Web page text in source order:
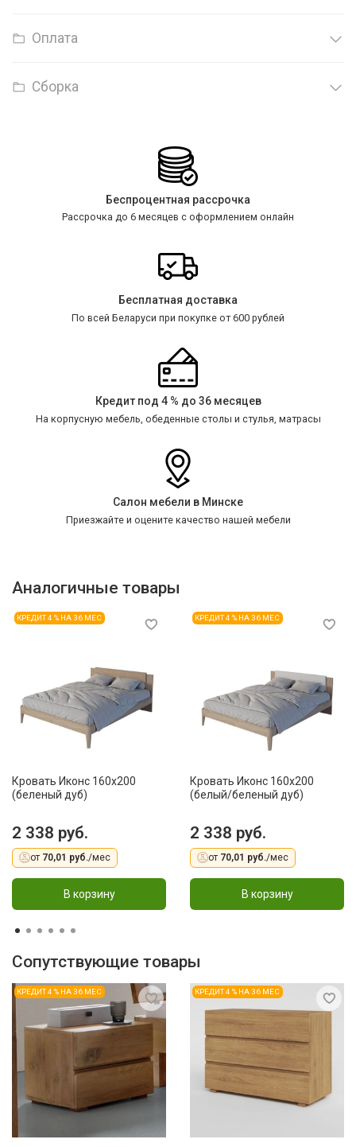
Оплата
Сборка
Беспроцентная рассрочка
Рассрочка до 6 месяцев с оформлением онлайн
Бесплатная доставка
По всей Беларуси при покупке от 600 рублей
Кредит под 4 % до 36 месяцев
На корпусную мебель, обеденные столы и стулья, матрасы
Салон мебели в Минске
Приезжайте и оцените качество нашей мебели
Аналогичные товары
КРЕДИТ 4 % НА 36 МЕС
Кровать Иконс 160x200
(беленый дуб)
2 338 руб.
от 70,01 руб./мес
В корзину
КРЕДИТ 4 % НА 36 МЕС
Кровать Иконс 160x200
(белый/беленый дуб)
2 338 руб.
от 70,01 руб./мес
В корзину
Сопутствующие товары
КРЕДИТ 4 % НА 36 МЕС КРЕДИТ 4 % НА 36 МЕС